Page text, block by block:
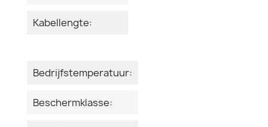
Kabellengte:
Bedrijfstemperatuur:
Beschermklasse: